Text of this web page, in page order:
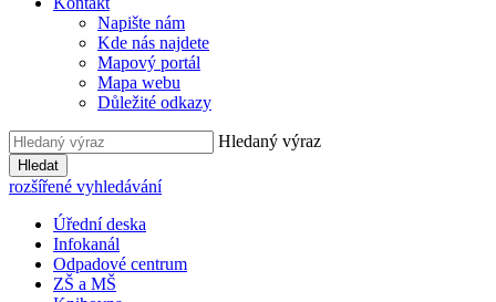
Napište nám
Kde nás najdete
Mapový portál
Mapa webu
Důležité odkazy
Hledaný výraz
Hledat
rozšířené vyhledávání
Úřední deska
Infokanál
Odpadové centrum
ZŠ a MŠ